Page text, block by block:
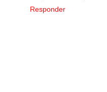
Responder